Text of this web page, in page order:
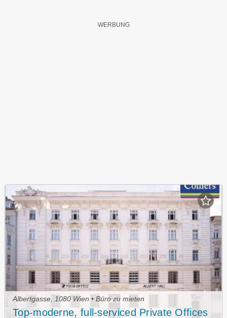
Albertgasse, 1080 Wien • Büro zu mieten
Top-moderne, full-serviced Private Offices